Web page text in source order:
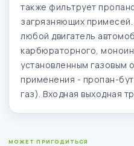
также фильтрует
загрязняющих
любой двигатель
карбюраторного,
установленным газовым
применения - пропан-
газ). Входная выходная
МОЖЕТ ПРИГОДИТЬСЯ